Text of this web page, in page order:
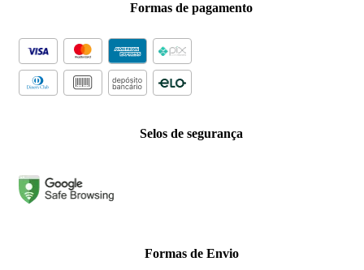
Formas de pagamento
Selos de segurança
Formas de Envio